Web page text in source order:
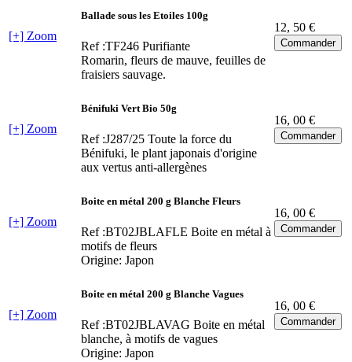
[+] Zoom
Ballade sous les Etoiles 100g
Ref :TF246 Purifiante
Romarin, fleurs de mauve, feuilles de
fraisiers sauvage.
12, 50 €
[+] Zoom
Bénifuki Vert Bio 50g
Ref :J287/25 Toute la force du
Bénifuki, le plant japonais d'origine
aux vertus anti-allergènes
16, 00 €
[+] Zoom
Boite en métal 200 g Blanche Fleurs
Ref :BT02JBLAFLE Boite en métal à
motifs de fleurs
Origine: Japon
16, 00 €
[+] Zoom
Boite en métal 200 g Blanche Vagues
Ref :BT02JBLAVAG Boite en métal
blanche, à motifs de vagues
Origine: Japon
16, 00 €